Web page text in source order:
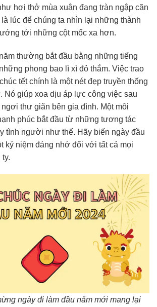
hơi thở mùa xuân đang tràn ngập căn
lúc để chúng ta nhìn lại những thành
tới những cột mốc xa hơn.
thường bắt đầu bằng những tiếng
phong bao lì xì đỏ thắm. Việc trao
tết chính là một nét đẹp truyền thống
Nó giúp xoa dịu áp lực công việc sau
thư giãn bên gia đình. Một môi
phúc bắt đầu từ những tương tác
tình người như thế. Hãy biến ngày đầu
kỷ niệm đáng nhớ đối với tất cả mọi
ngày đi làm đầu năm mới mang lại